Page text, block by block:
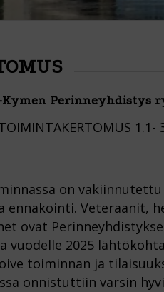
Kymen Perinneyhdistys
1.1-
on
Veteraanit,
ovat
vuodelle 2025
toiminnan ja
onnistuttiin varsin